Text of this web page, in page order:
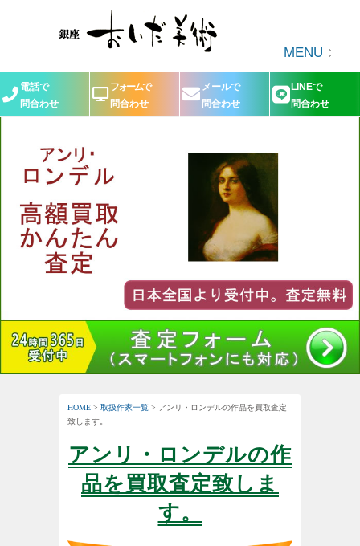
MENU
電話で
問合わせ
フォームで
問合わせ
メールで
問合わせ
LINEで
問合わせ
HOME > 取扱作家一覧 > アンリ・ロンデルの作品を買取査定
致します。
アンリ・ロンデルの作
品を買取査定致しま
す。